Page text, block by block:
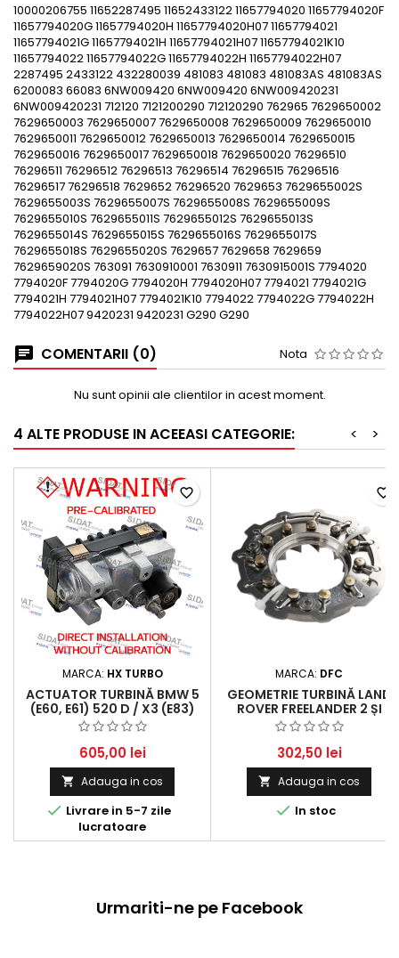
10000206755 11652287495 11652433122 11657794020 11657794020F
11657794020G 11657794020H 11657794020H07 11657794021
11657794021G 11657794021H 11657794021H07 11657794021K10
11657794022 11657794022G 11657794022H 11657794022H07
2287495 2433122 432280039 481083 481083 481083AS 481083AS
6200083 66083 6NW009420 6NW009420 6NW009420231
6NW009420231 712120 7121200290 712120290 762965 7629650002
7629650003 7629650007 7629650008 7629650009 7629650010
7629650011 7629650012 7629650013 7629650014 7629650015
7629650016 7629650017 7629650018 7629650020 76296510
76296511 76296512 76296513 76296514 76296515 76296516
76296517 76296518 7629652 76296520 7629653 7629655002S
7629655003S 7629655007S 7629655008S 7629655009S
7629655010S 7629655011S 7629655012S 7629655013S
7629655014S 7629655015S 7629655016S 7629655017S
7629655018S 7629655020S 7629657 7629658 7629659
7629659020S 763091 7630910001 7630911 7630915001S 7794020
7794020F 7794020G 7794020H 7794020H07 7794021 7794021G
7794021H 7794021H07 7794021K10 7794022 7794022G 7794022H
7794022H07 9420231 9420231 G290 G290
COMENTARII (0) Nota
Nu sunt opinii ale clientilor in acest moment.
4 ALTE PRODUSE IN ACEEASI CATEGORIE: >
<
MARCA: HX TURBO
ACTUATOR TURBINĂ BMW 5
(E60, E61) 520 D / X3 (E83)
2.0 D - 150-163 HP (2004 -
2010)
605,00 lei
 Adauga in cos
 Livrare in 5-7 zile
lucratoare
favorite_border
MARCA: DFC
GEOMETRIE TURBINĂ LAND
ROVER FREELANDER 2 ȘI
MERCEDES-BENZ C-CLASS,
E-CLASS
302,50 lei
 Adauga in cos
 In stoc
favorite_border
Urmariti-ne pe Facebook